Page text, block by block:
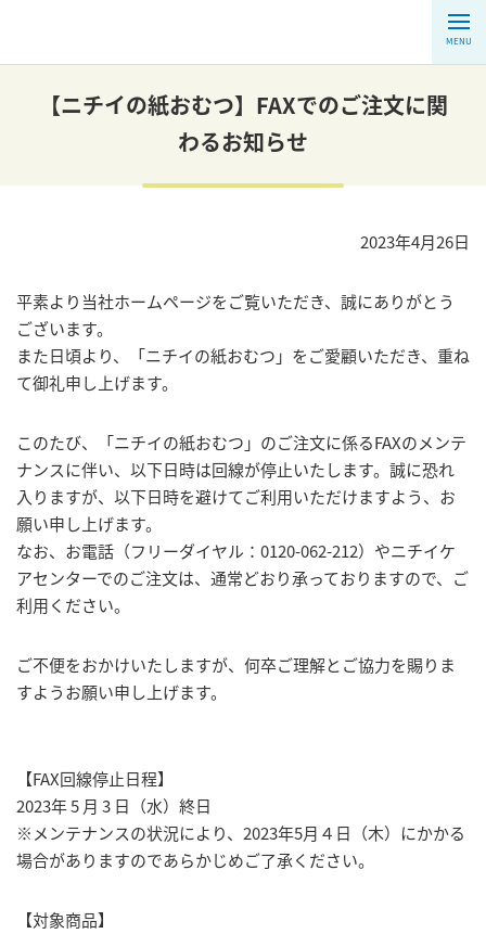
MENU
【ニチイの紙おむつ】FAXでのご注文に関
わるお知らせ
2023年4月26日
平素より当社ホームページをご覧いただき、誠にありがとう
ございます。
また日頃より、「ニチイの紙おむつ」をご愛顧いただき、重ね
て御礼申し上げます。
このたび、「ニチイの紙おむつ」のご注文に係るFAXのメンテ
ナンスに伴い、以下日時は回線が停止いたします。誠に恐れ
入りますが、以下日時を避けてご利用いただけますよう、お
願い申し上げます。
なお、お電話（フリーダイヤル：0120-062-212）やニチイケ
アセンターでのご注文は、通常どおり承っておりますので、ご
利用ください。
ご不便をおかけいたしますが、何卒ご理解とご協力を賜りま
すようお願い申し上げます。
【FAX回線停止日程】
2023年 5 月 3 日（水）終日
※メンテナンスの状況により、2023年5月４日（木）にかかる
場合がありますのであらかじめご了承ください。
【対象商品】